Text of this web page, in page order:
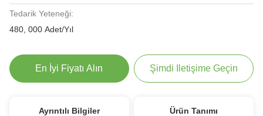
Tedarik Yeteneği:
480, 000 Adet/Yıl
En İyi Fiyatı Alın Şimdi Iletişime Geçin
Ayrıntılı Bilgiler Ürün Tanımı